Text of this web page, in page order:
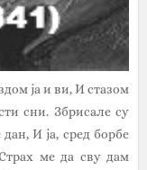
ја и ви, И стазом
сни. Збрисале су
И ја, сред борбе
ме да сву дам